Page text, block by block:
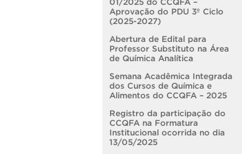
Aprovação do PDU 3º Ciclo
(2025-2027)
Abertura de Edital para
Professor Substituto na Área
de Química Analítica
Semana Acadêmica Integrada
dos Cursos de Química e
Alimentos do CCQFA – 2025
Registro da participação do
CCQFA na Formatura
Institucional ocorrida no dia
13/05/2025